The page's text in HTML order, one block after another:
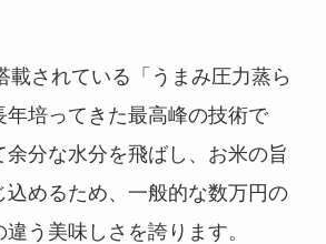
載されている「うまみ圧力蒸ら
年培ってきた最高峰の技術で
分な水分を飛ばし、お米の旨
込めるため、一般的な数万円の
う美味しさを誇ります。